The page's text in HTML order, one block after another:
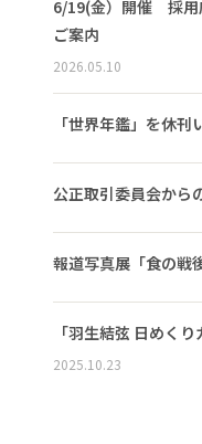
6/19(金）開催 採用
ご案内
2026.05.10
「世界年鑑」を休刊
公正取引委員会から
報道写真展「食の戦
「羽生結弦 日めく
2025.10.23